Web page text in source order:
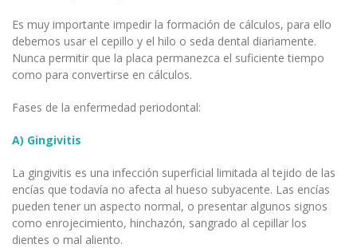
Es muy importante impedir la formación de cálculos, para ello
debemos usar el cepillo y el hilo o seda dental diariamente.
Nunca permitir que la placa permanezca el suficiente tiempo
como para convertirse en cálculos.
Fases de la enfermedad periodontal:
A) Gingivitis
La gingivitis es una infección superficial limitada al tejido de las
encías que todavía no afecta al hueso subyacente. Las encías
pueden tener un aspecto normal, o presentar algunos signos
como enrojecimiento, hinchazón, sangrado al cepillar los
dientes o mal aliento.